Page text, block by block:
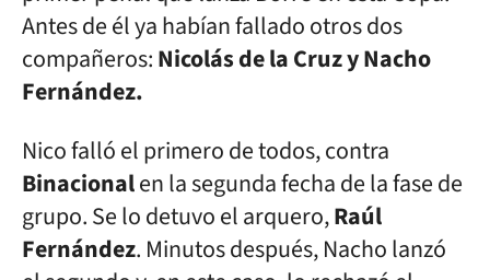
Antes de él ya habían fallado otros dos
compañeros:Nicolás de la Cruz y Nacho
Fernández.
Nico falló el primero de todos, contra
Binacionalen la segunda fecha de la fase de
grupo. Se lo detuvo el arquero,Raúl
Fernández. Minutos después, Nacho lanzó